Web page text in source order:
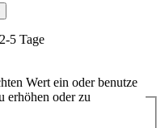
5 Tage
Wert ein oder benutze
erhöhen oder zu